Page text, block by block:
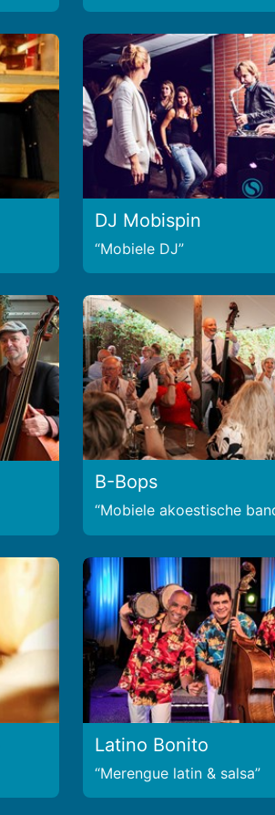
DJ Mobispin
Mobiele DJ
B-Bops
Mobiele akoestische
Latino Bonito
Merengue latin & salsa